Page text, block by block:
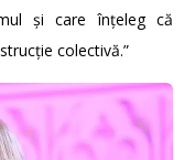
și care înțeleg că
colectivă.”